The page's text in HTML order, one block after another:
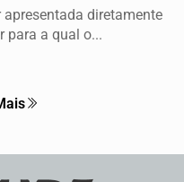
diretamente
para a qual o...